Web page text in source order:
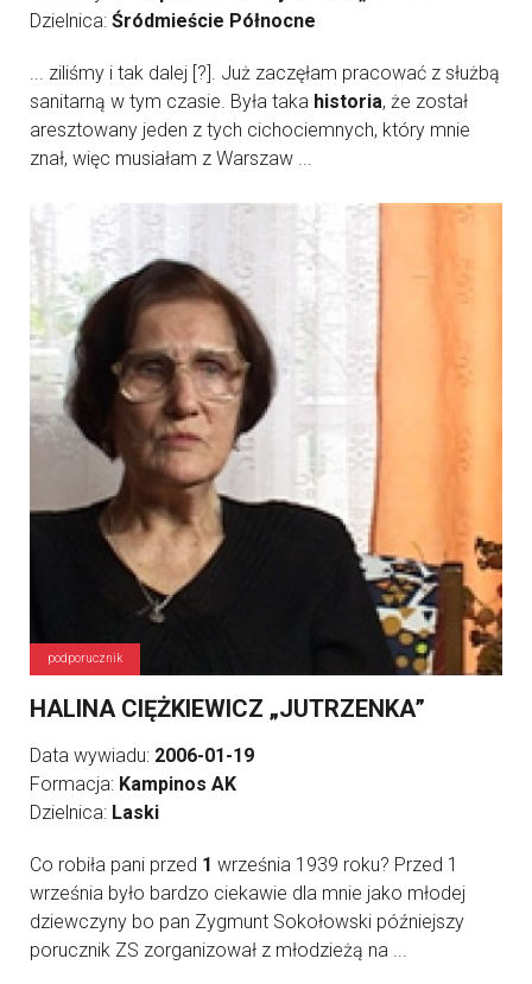
Dzielnica: Śródmieście Północne
... ziliśmy i tak dalej [?]. Już zaczęłam pracować z służbą
sanitarną w tym czasie. Była taka historia, że został
aresztowany jeden z tych cichociemnych, który mnie
znał, więc musiałam z Warszaw ...
podporucznik
HALINA CIĘŻKIEWICZ „JUTRZENKA”
Data wywiadu: 2006-01-19
Formacja: Kampinos AK
Dzielnica: Laski
Co robiła pani przed 1 września 1939 roku? Przed 1
września było bardzo ciekawie dla mnie jako młodej
dziewczyny bo pan Zygmunt Sokołowski późniejszy
porucznik ZS zorganizował z młodzieżą na ...